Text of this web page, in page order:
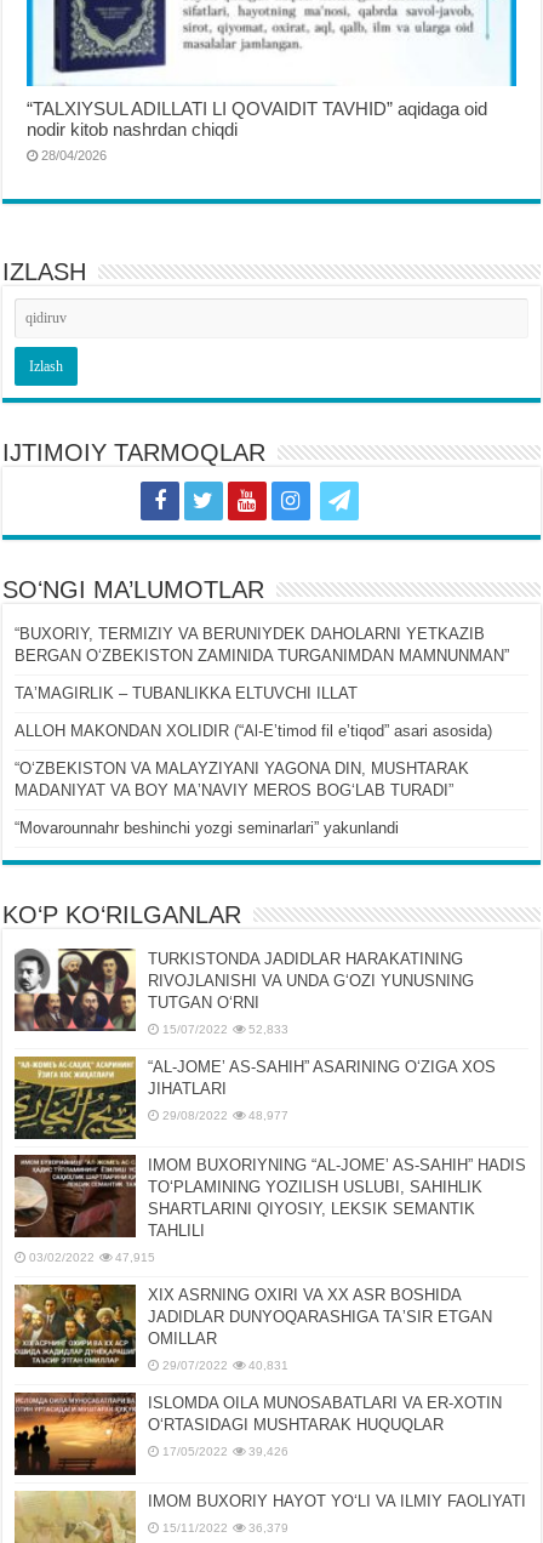
“TALXIYSUL ADILLATI LI QOVAIDIT TAVHID” aqidaga oid
nodir kitob nashrdan chiqdi
28/04/2026
IZLASH
IJTIMOIY TARMOQLAR
SOʻNGI MA’LUMOTLAR
“BUXORIY, TERMIZIY VA BERUNIYDEK DAHOLARNI YETKAZIB
BERGAN OʻZBEKISTON ZAMINIDA TURGANIMDAN MAMNUNMAN”
TAʼMAGIRLIK – TUBANLIKKA ELTUVCHI ILLAT
ALLOH MAKONDAN XOLIDIR (“Al-Eʼtimod fil eʼtiqod” asari asosida)
“OʻZBEKISTON VA MALAYZIYANI YAGONA DIN, MUSHTARAK
MADANIYAT VA BOY MAʼNAVIY MEROS BOGʻLAB TURADI”
“Movarounnahr beshinchi yozgi seminarlari” yakunlandi
KO‘P KO‘RILGANLAR
TURKISTONDA JADIDLAR HARAKATINING
RIVOJLANISHI VA UNDA GʻOZI YUNUSNING
TUTGAN OʻRNI
15/07/2022 52,833
“AL-JOMEʼ AS-SAHIH” ASARINING OʻZIGA XOS
JIHATLARI
29/08/2022 48,977
IMOM BUXORIYNING “AL-JOMEʼ AS-SAHIH” HADIS
TOʻPLAMINING YOZILISH USLUBI, SAHIHLIK
SHARTLARINI QIYOSIY, LЕKSIK SЕMANTIK
TAHLILI
03/02/2022 47,915
XIX ASRNING OXIRI VA XX ASR BOSHIDA
JADIDLAR DUNYOQARASHIGA TAʼSIR ETGAN
OMILLAR
29/07/2022 40,831
ISLOMDA OILA MUNOSABATLARI VA ER-XOTIN
OʻRTASIDAGI MUSHTARAK HUQUQLAR
17/05/2022 39,426
IMOM BUXORIY HAYOT YOʻLI VA ILMIY FAOLIYATI
15/11/2022 36,379